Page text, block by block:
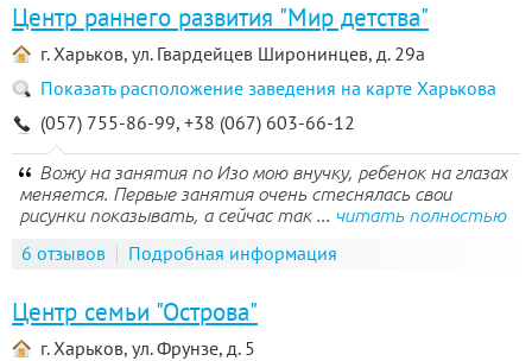
Центр раннего развития "Мир детства"
г. Харьков, ул. Гвардейцев Широнинцев, д. 29а
Показать расположение заведения на карте Харькова
(057) 755-86-99, +38 (067) 603-66-12
Вожу на занятия по Изо мою внучку, ребенок на глазах
меняется. Первые занятия очень стеснялась свои
рисунки показывать, а сейчас так ... читать полностью
6 отзывов Подробная информация
Центр семьи "Острова"
г. Харьков, ул. Фрунзе, д. 5